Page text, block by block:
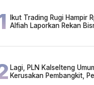
Ikut Trading Rugi Hampir
Alfiah Laporkan Rekan
Lagi, PLN Kalselteng
Kerusakan Pembangkit,